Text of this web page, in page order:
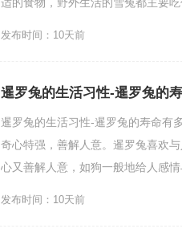
发布时间：10天前
暹罗兔的生活习性-暹罗兔的
暹罗兔的生活习性-暹罗兔的寿命有
奇心特强，善解人意。暹罗兔喜欢
心又善解人意，如狗一般地给人感
发布时间：10天前